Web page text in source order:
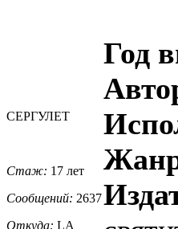
СЕРГУЛЕТ
Стаж: 17 лет
Сообщений: 2637
Откуда: LA
Год